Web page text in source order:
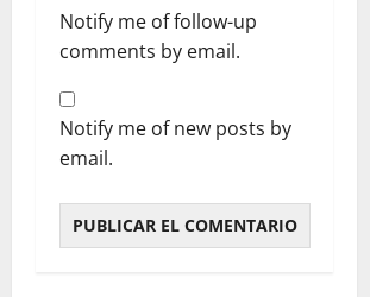
Notify me of follow-up
comments by email.
Notify me of new posts by
email.